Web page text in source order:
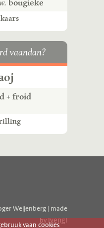
kaars
vaandan?
+ froid
Weijenberg | made
byivengi
vaan cookies